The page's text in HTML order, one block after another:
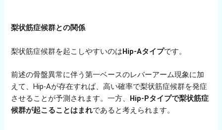
梨状筋症候群との関係
梨状筋症候群を起こしやすいのはHip-Aタイプです。
前述の骨盤異常に伴う第一ベースのレバーアーム現象に加
えて、Hip-Aが存在すれば、高い確率で梨状筋症候群を発症
させることが予測されます。一方、 Hip-Pタイプで梨状筋症
候群が起こることはまれであると考えられます。